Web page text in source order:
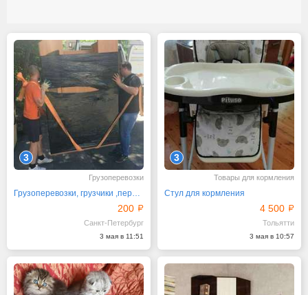
3
Грузоперевозки
Грузоперевозки, грузчики ,переезд
200
Санкт-Петербург
3 мая в 11:51
3
Товары для кормления
Стул для кормления
4 500
Тольятти
3 мая в 10:57